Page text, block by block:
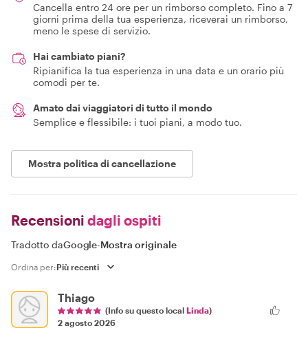
Cancella entro 24 ore per un rimborso completo. Fino a 7
giorni prima della tua esperienza, riceverai un rimborso,
meno le spese di servizio.
Hai cambiato piani?
Ripianifica la tua esperienza in una data e un orario più
comodi per te.
Amato dai viaggiatori di tutto il mondo
Semplice e flessibile: i tuoi piani, a modo tuo.
Mostra politica di cancellazione
Recensioni dagli ospiti
Tradotto daGoogle-Mostra originale
Ordina per:
Thiago
(Info su questo local Linda)
2 agosto 2026